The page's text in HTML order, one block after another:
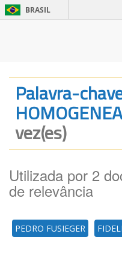
BRASIL
Palavra-
vez(es)
Utilizada por 2
de relevância
PEDRO FUSIEGER